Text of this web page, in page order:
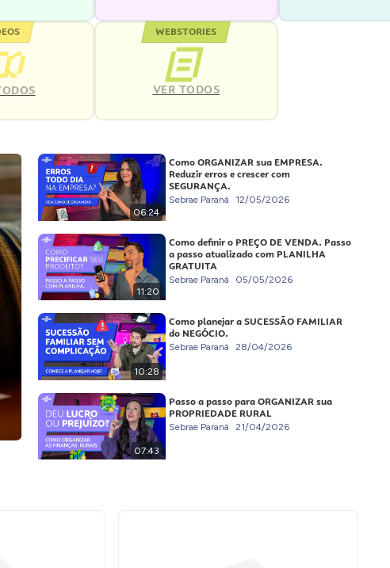
WEBSTORIES
VER TODOS
06:24
Como ORGANIZAR sua EMPRESA.
Reduzir erros e crescer com
SEGURANÇA.
Sebrae Paraná 12/05/2026
11:20
Como definir o PREÇO DE VENDA. Passo
a passo atualizado com PLANILHA
GRATUITA
Sebrae Paraná 05/05/2026
10:28
Como planejar a SUCESSÃO FAMILIAR
do NEGÓCIO.
Sebrae Paraná 28/04/2026
07:43
Passo a passo para ORGANIZAR sua
PROPRIEDADE RURAL
Sebrae Paraná 21/04/2026